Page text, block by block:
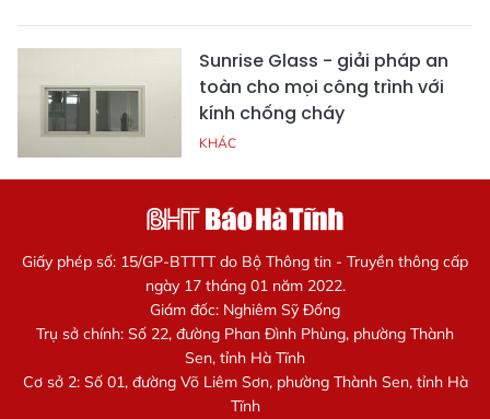
Sunrise Glass - giải pháp an
toàn cho mọi công trình với
kính chống cháy
KHÁC
Giấy phép số: 15/GP-BTTTT do Bộ Thông tin - Truyền thông cấp
ngày 17 tháng 01 năm 2022.
Giám đốc: Nghiêm Sỹ Đống
Trụ sở chính: Số 22, đường Phan Đình Phùng, phường Thành
Sen, tỉnh Hà Tĩnh
Cơ sở 2: Số 01, đường Võ Liêm Sơn, phường Thành Sen, tỉnh Hà
Tĩnh